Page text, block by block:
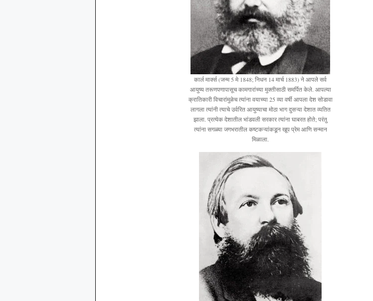
कार्ल मार्क्स (जन्म 5 मे 1848; निधन 14 मार्च 1883) ने आपले सर्व
आयुष्य तरूणपणापासूच कामगारांच्या मुक्तीसाठी समर्पित केले. आपल्या
क्रातिकारी विचारांमुळेच त्यांना वयाच्या 25 व्या वर्षी आपला देश सोडावा
लागला त्यांनी त्याचे उर्वरित आयुष्याचा मोठा भाग दुसऱ्या देशात व्यतित
झाला. प्रत्येक देशातील भांडवली सरकार त्यांना घाबरत होते; परंतु
त्यांना सगळ्या जगभरातील कष्टकऱ्यांकडून खूप प्रेम आणि सन्मान
मिळाला.